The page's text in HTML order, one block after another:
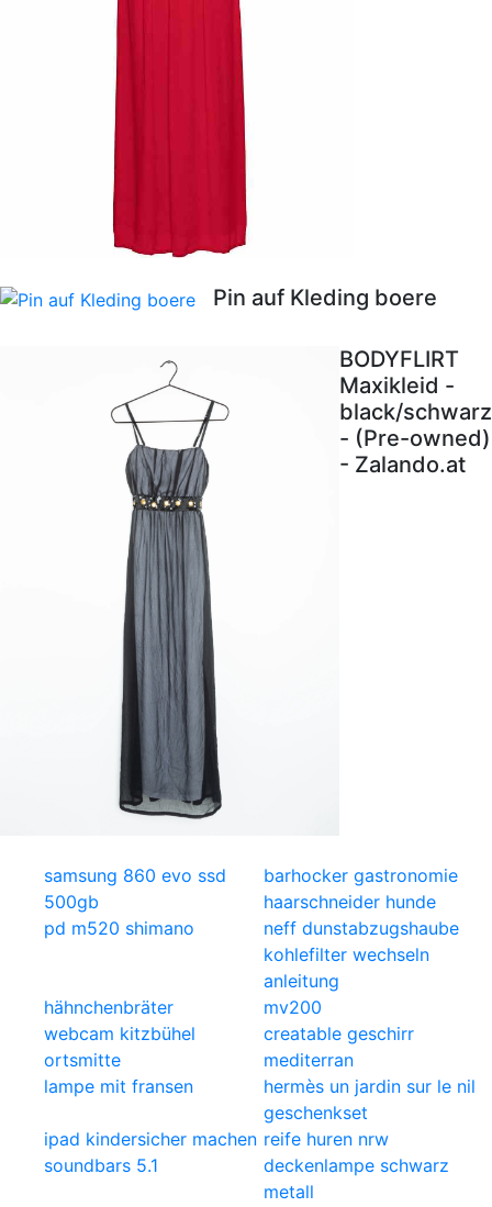
Pin auf Kleding boere
BODYFLIRT
Maxikleid -
black/schwarz
- (Pre-owned)
- Zalando.at
samsung 860 evo ssd
500gb
barhocker gastronomie
haarschneider hunde
pd m520 shimano
neff dunstabzugshaube
kohlefilter wechseln
anleitung
hähnchenbräter
mv200
webcam kitzbühel
ortsmitte
creatable geschirr
mediterran
lampe mit fransen
hermès un jardin sur le nil
geschenkset
ipad kindersicher machen reife huren nrw
soundbars 5.1
deckenlampe schwarz
metall